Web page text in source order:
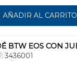
AÑADIR AL CARRITO
3436001